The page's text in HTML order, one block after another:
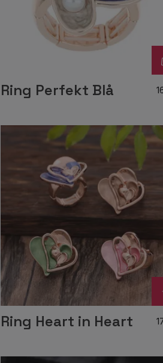
Ring Perfekt Blå
Ring Heart in Heart